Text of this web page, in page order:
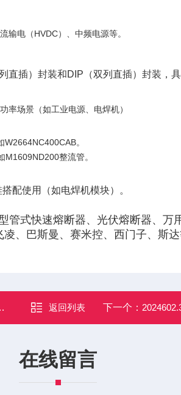
输电（HVDC）、中频电源等。
直插）封装‌和‌DIP（双列直插）封装‌，具
率场景（如工业电源、电焊机）‌
。
整流管‌。
配使用（如电焊机模块）‌。
管式快速熔断器、光伏熔断器、万
、巴斯曼、赛米控、西门子、斯达
返回列表 下一个： 2024602.36
在线留言